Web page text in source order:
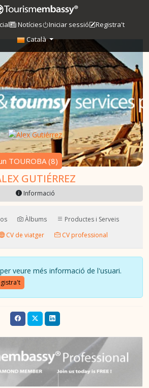
Notícies Iniciar sessió
Registra't
Català
TOUROBA (8)
GUTIÉRREZ
Informació
Àlbums
Productes i Serveis
CV de viatger CV professional
veure més informació de l'usuari.